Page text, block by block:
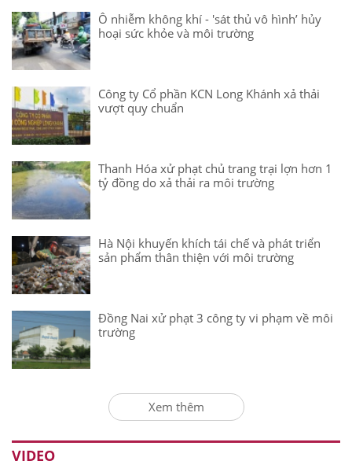
Ô nhiễm không khí - 'sát thủ vô hình’ hủy
hoại sức khỏe và môi trường
Công ty Cổ phần KCN Long Khánh xả thải
vượt quy chuẩn
Thanh Hóa xử phạt chủ trang trại lợn hơn 1
tỷ đồng do xả thải ra môi trường
Hà Nội khuyến khích tái chế và phát triển
sản phẩm thân thiện với môi trường
Đồng Nai xử phạt 3 công ty vi phạm về môi
trường
Xem thêm
VIDEO